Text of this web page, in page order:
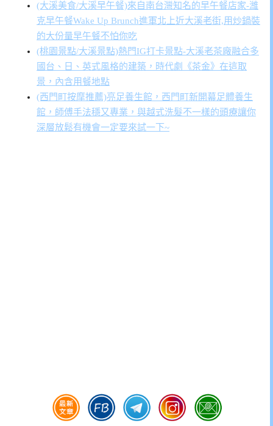
(大溪美食/大溪早午餐)來自南台灣知名的早午餐店家-濰
克早午餐Wake Up Brunch進軍北上近大溪老街,用炒鍋裝
的大份量早午餐不怕你吃
(桃園景點/大溪景點)熱門IG打卡景點-大溪老茶廠融合多
國台、日、英式風格的建築，時代劇《茶金》在這取
景，內含用餐地點
(西門町按摩推薦)亮足養生館，西門町新開幕足體養生
館，師傅手法穩又專業，與越式洗髮不一樣的頭療讓你
深層放鬆有機會一定要來試一下~